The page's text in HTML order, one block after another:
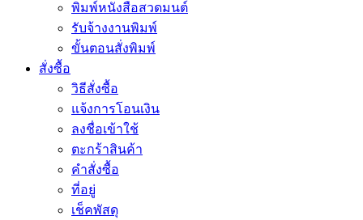
พิมพ์หนังสือสวดมนต์
รับจ้างงานพิมพ์
ขั้นตอนสั่งพิมพ์
สั่งซื้อ
วิธีสั่งซื้อ
แจ้งการโอนเงิน
ลงชื่อเข้าใช้
ตะกร้าสินค้า
คำสั่งซื้อ
ที่อยู่
เช็คพัสดุ